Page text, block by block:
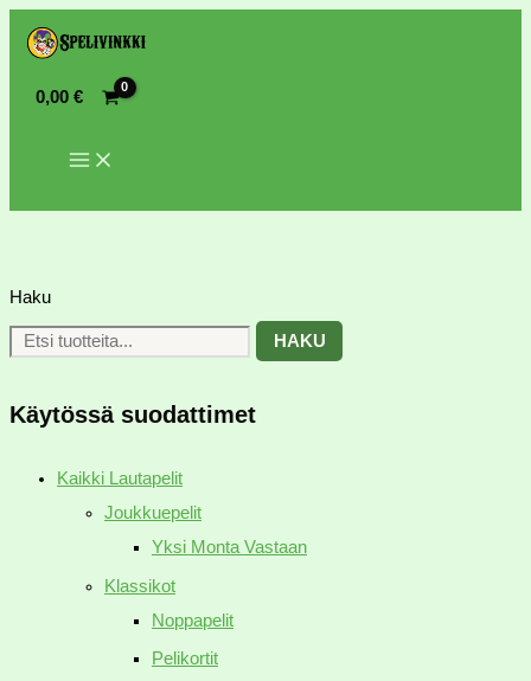
0,00€
Haku
HAKU
Käytössä suodattimet
Kaikki Lautapelit
Joukkuepelit
Yksi Monta Vastaan
Klassikot
Noppapelit
Pelikortit